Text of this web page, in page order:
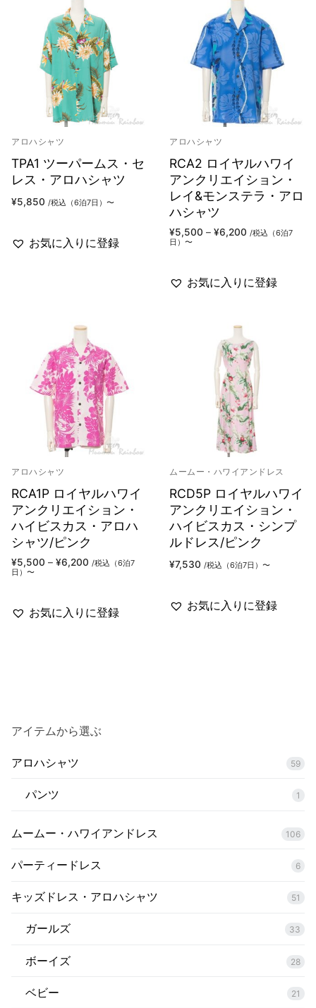
アロハシャツ
TPA1 ツーパームス・セ
レス・アロハシャツ
¥5,850 /税込（6泊7日）〜
お気に入りに登録
アロハシャツ
RCA2 ロイヤルハワイ
アンクリエイション・
レイ&モンステラ・アロ
ハシャツ
¥5,500 – ¥6,200 価
格
¥6,200
/税込（6泊7
日）〜
お気に入りに登録
アロハシャツ
RCA1P ロイヤルハワイ
アンクリエイション・
ハイビスカス・アロハ
シャツ/ピンク
¥5,500 – ¥6,200 価
格
¥6,200
/税込（6泊7
日）〜
お気に入りに登録
ムームー・ハワイアンドレス
RCD5P ロイヤルハワイ
アンクリエイション・
ハイビスカス・シンプ
ルドレス/ピンク
¥7,530 /税込（6泊7日）〜
お気に入りに登録
アイテムから選ぶ
アロハシャツ 59
パンツ 1
ムームー・ハワイアンドレス 106
パーティードレス 6
キッズドレス・アロハシャツ 51
ガールズ 33
ボーイズ 28
ベビー 21